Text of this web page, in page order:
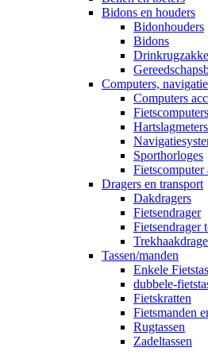
Bidons en houders
Bidonhouders
Bidons
Computers,
Computers
Fietscomputers
Hartslagmeters
Sporthorloges
Fietscomputer
Dragers en transport
Dakdragers
Fietsendrager
Fietsendrager
Tassen/manden
Enkele
dubbele-
Fietskratten
Fietsmanden
Rugtassen
Zadeltassen